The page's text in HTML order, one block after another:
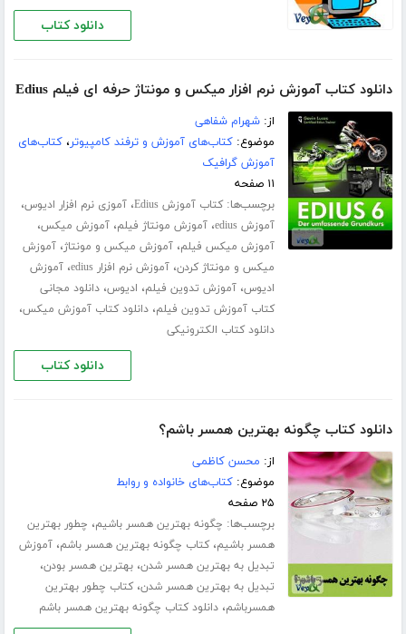
دانلود کتاب
دانلود کتاب آموزش نرم افزار میکس و مونتاژ حرفه ای فیلم Edius
از:شهرام شفاهی
موضوع:کتاب‌های آموزش و ترفند کامپیوتر،کتاب‌های
آموزش گرافیک
۱۱ صفحه
برچسب‌ها:کتاب آموزش Edius ،آموزی نرم افزار ادیوس،
آموزش edius ،آموزش مونتاژ فیلم،آموزش میکس،
آموزش میکس فیلم،آموزش میکس و مونتاژ،آموزش
میکس و مونتاژ کردن،آموزش نرم افزار edius ،آموزش
ادیوس،آموزش تدوین فیلم، ادیوس،دانلود مجانی
کتاب آموزش تدوین فیلم،دانلود کتاب آموزش میکس،
دانلود کتاب الکترونیکی
دانلود کتاب
دانلود کتاب چگونه بهترین همسر باشم؟
از: محسن کاظمی
موضوع:کتاب‌های خانواده و روابط
۲۵ صفحه
برچسب‌ها: چگونه بهترین همسر باشیم، چطور بهترین
همسر باشیم،کتاب چگونه بهترین همسر باشم،آموزش
تبدیل به بهترین همسر شدن،بهترین همسر بودن،
تبدیل به بهترین همسر شدن،کتاب چطور بهترین
همسرباشم،دانلود کتاب چگونه بهترین همسر باشم